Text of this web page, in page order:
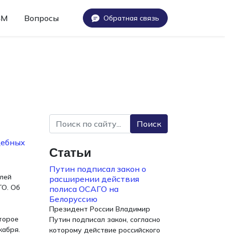
Вопросы Обратная связь
Об
Поиск
Статьи
Путин подписал закон о
расширении действия
полиса ОСАГО на
Белоруссию
Президент России Владимир
Путин подписал закон, согласно
которому действие российского